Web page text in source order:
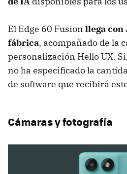
El Edge 60 Fusion llega con
fábrica, acompañado de la
personalización Hello UX.
no ha especificado la
de software que recibirá
Cámaras y fotografía